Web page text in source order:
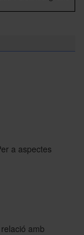
a aspectes
amb